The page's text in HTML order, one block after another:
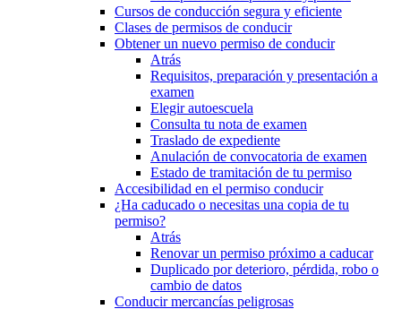
Cursos de conducción segura y eficiente
Clases de permisos de conducir
Obtener un nuevo permiso de conducir
Atrás
Requisitos, preparación y presentación a
examen
Elegir autoescuela
Consulta tu nota de examen
Traslado de expediente
Anulación de convocatoria de examen
Estado de tramitación de tu permiso
Accesibilidad en el permiso conducir
¿Ha caducado o necesitas una copia de tu
permiso?
Atrás
Renovar un permiso próximo a caducar
Duplicado por deterioro, pérdida, robo o
cambio de datos
Conducir mercancías peligrosas